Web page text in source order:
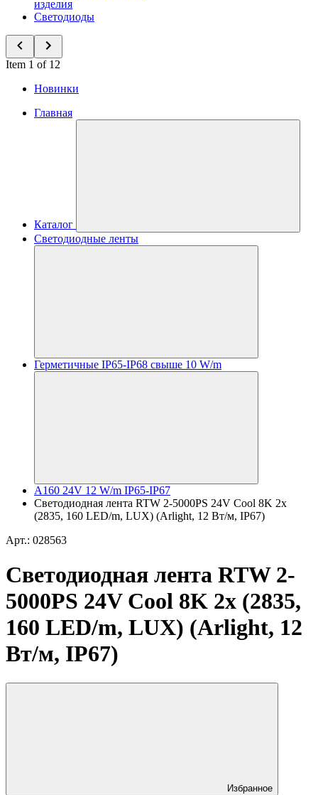
изделия
Светодиоды
Item 1 of 12
Новинки
Главная
Каталог
Светодиодные ленты
Герметичные IP65-IP68 свыше 10 W/m
A160 24V 12 W/m IP65-IP67
Светодиодная лента RTW 2-5000PS 24V Cool 8K 2x
(2835, 160 LED/m, LUX) (Arlight, 12 Вт/м, IP67)
Арт.: 028563
Светодиодная лента RTW 2-
5000PS 24V Cool 8K 2x (2835,
160 LED/m, LUX) (Arlight, 12
Вт/м, IP67)
Избранное